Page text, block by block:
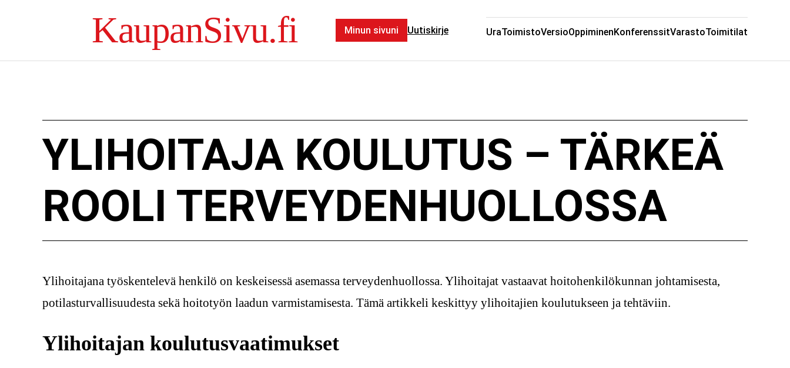
KaupanSivu.fi UraToimistoVersioOppiminenKonferenssitVarastoToimitilat
Minun sivuni Uutiskirje
YLIHOITAJA KOULUTUS – TÄRKEÄ
ROOLI TERVEYDENHUOLLOSSA
Ylihoitajana työskentelevä henkilö on keskeisessä asemassa terveydenhuollossa. Ylihoitajat vastaavat hoitohenkilökunnan johtamisesta,
potilasturvallisuudesta sekä hoitotyön laadun varmistamisesta. Tämä artikkeli keskittyy ylihoitajien koulutukseen ja tehtäviin.
Ylihoitajan koulutusvaatimukset